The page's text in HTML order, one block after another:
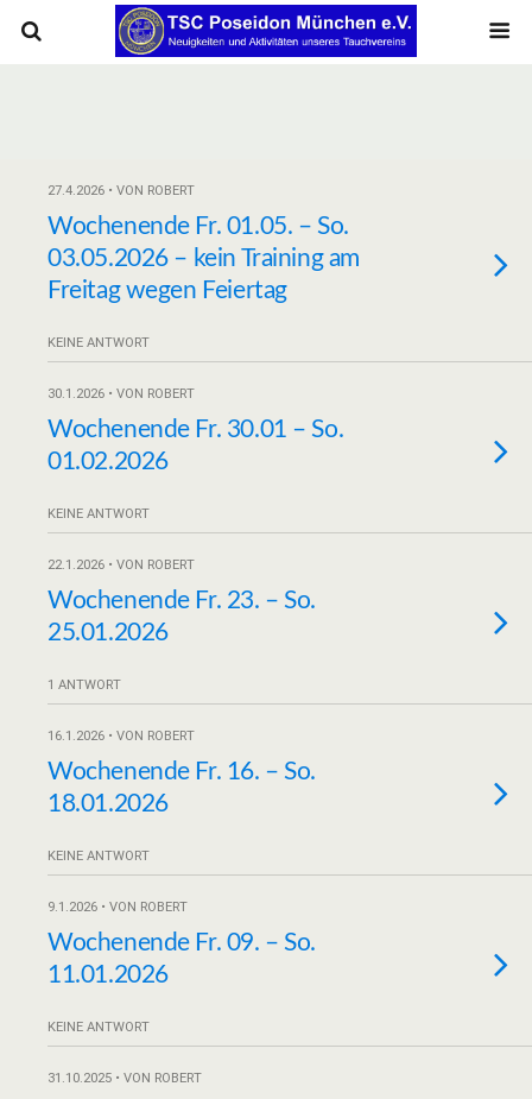
27.4.2026 • VON ROBERT
Wochenende Fr. 01.05. – So.
03.05.2026 – kein Training am
Freitag wegen Feiertag
KEINE ANTWORT
30.1.2026 • VON ROBERT
Wochenende Fr. 30.01 – So.
01.02.2026
KEINE ANTWORT
22.1.2026 • VON ROBERT
Wochenende Fr. 23. – So.
25.01.2026
1 ANTWORT
16.1.2026 • VON ROBERT
Wochenende Fr. 16. – So.
18.01.2026
KEINE ANTWORT
9.1.2026 • VON ROBERT
Wochenende Fr. 09. – So.
11.01.2026
KEINE ANTWORT
31.10.2025 • VON ROBERT